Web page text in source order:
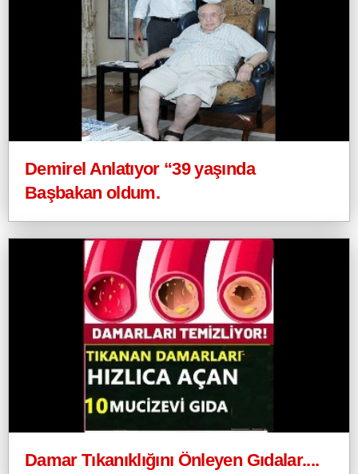
Demirel Anlatıyor “39 yaşında
Başbakan oldum.
Damar Tıkanıklığını Önleyen Gıdalar....